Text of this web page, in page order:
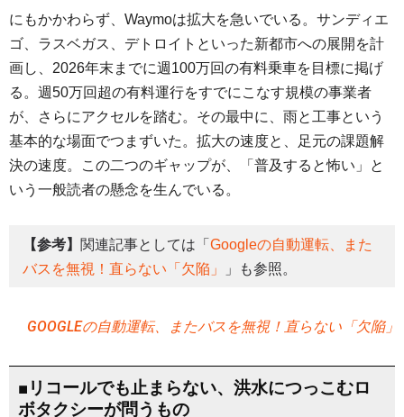
にもかかわらず、Waymoは拡大を急いでいる。サンディエ
ゴ、ラスベガス、デトロイトといった新都市への展開を計
画し、2026年末までに週100万回の有料乗車を目標に掲げ
る。週50万回超の有料運行をすでにこなす規模の事業者
が、さらにアクセルを踏む。その最中に、雨と工事という
基本的な場面でつまずいた。拡大の速度と、足元の課題解
決の速度。この二つのギャップが、「普及すると怖い」と
いう一般読者の懸念を生んでいる。
【参考】 関連記事としては「 Googleの自動運転、また
バスを無視！直らない「欠陥」
」も参照。
GOOGLEの自動運転、またバスを無視！直らない「欠陥」
■リコールでも止まらない、洪水につっこむロ
ボタクシーが問うもの